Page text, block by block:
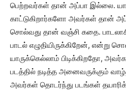
பெற்றவர்கள் தான் அப்பா இல்லை.
காட்டுகிறார்களோ அவர்கள் தான்
சொல்வது தான் வஞ்சி கதை.
பாடல் எழுதியிருக்கிறேன், என்று
யாருக்கெல்லாம் பிடிக்கிறதோ,
படத்தில் நடித்த அனைவருக்கும்
அவர்கள் தொடர்ந்து படங்கள்